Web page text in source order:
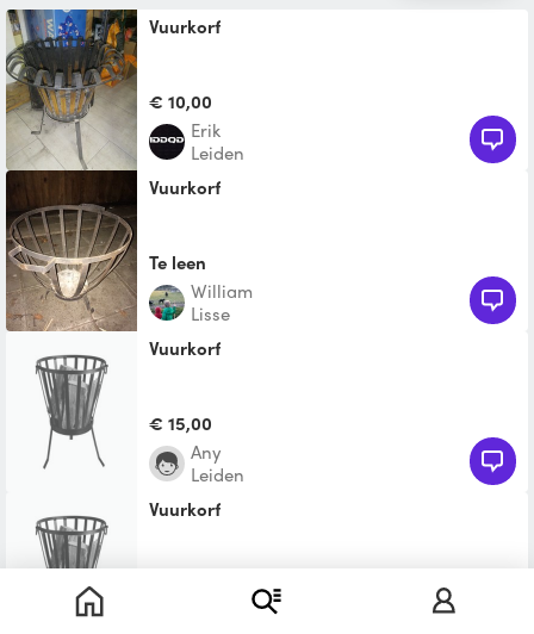
Vuurkorf
€ 10,00
erik
Leiden
Vuurkorf
Te leen
william
Lisse
Vuurkorf
€ 15,00
Any
Leiden
Vuurkorf